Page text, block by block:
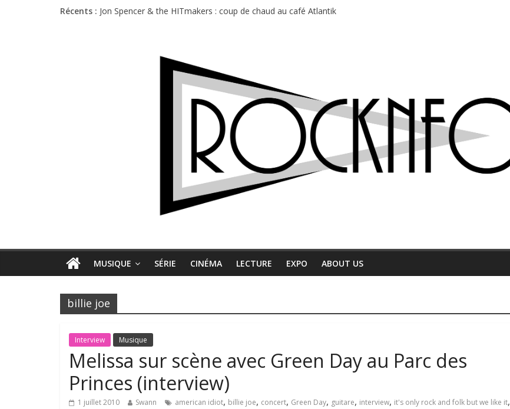
Récents : Jon Spencer & the HITmakers : coup de chaud au café Atlantik
Charlie Puth à l’Olympia : la leçon de pop du Professeur Puth
MUSIQUE SÉRIE CINÉMA LECTURE EXPO ABOUT US
billie joe
Interview Musique
Melissa sur scène avec Green Day au Parc des
Princes (interview)
1 juillet 2010 Swann american idiot, billie joe, concert, Green Day, guitare, interview, it's only rock and folk but we like it,